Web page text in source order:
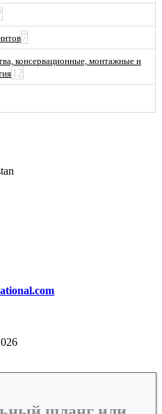
7
консервационные, монтажные и
12